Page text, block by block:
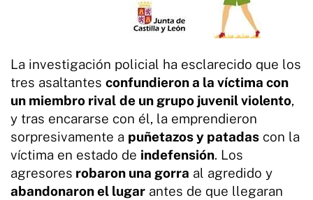
La investigación policial ha esclarecido que los
tres asaltantes confundieron a la víctima con
un miembro rival de un grupo juvenil violento,
y tras encararse con él, la emprendieron
sorpresivamente a puñetazos y patadas con la
víctima en estado de indefensión. Los
agresores robaron una gorra al agredido y
abandonaron el lugar antes de que llegaran